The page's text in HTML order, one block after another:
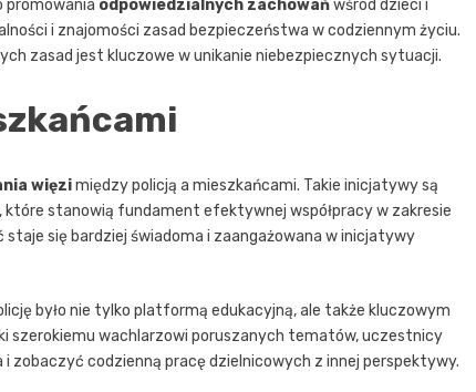
promowania odpowiedzialnych zachowańwśród dzieci i
i znajomości zasad bezpieczeństwa w codziennym życiu.
zasad jest kluczowe w unikanie niebezpiecznych sytuacji.
więzimiędzy policją a mieszkańcami. Takie inicjatywy są
stanowią fundament efektywnej współpracy w zakresie
staje się bardziej świadoma i zaangażowana w inicjatywy
było nie tylko platformą edukacyjną, ale także kluczowym
szerokiemu wachlarzowi poruszanych tematów, uczestnicy
codzienną pracę dzielnicowych z innej perspektywy.